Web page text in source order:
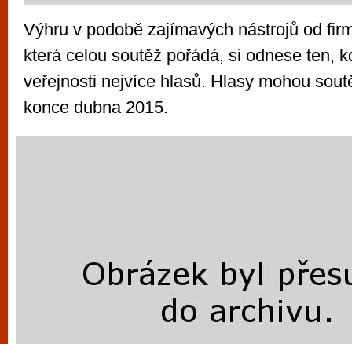
Výhru v podobě zajímavých nástrojů od
která celou soutěž pořádá, si odnese ten,
veřejnosti nejvíce hlasů. Hlasy mohou
konce dubna 2015.